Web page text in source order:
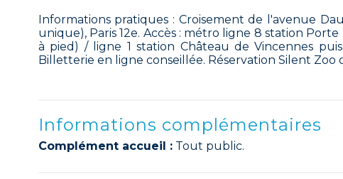
Informations pratiques : Croisement de l'avenue
unique), Paris 12e. Accès : métro ligne 8 station
à pied) / ligne 1 station Château de Vincennes
Billetterie en ligne conseillée. Réservation Silent
Informations complémentaires
Complément accueil :Tout public.